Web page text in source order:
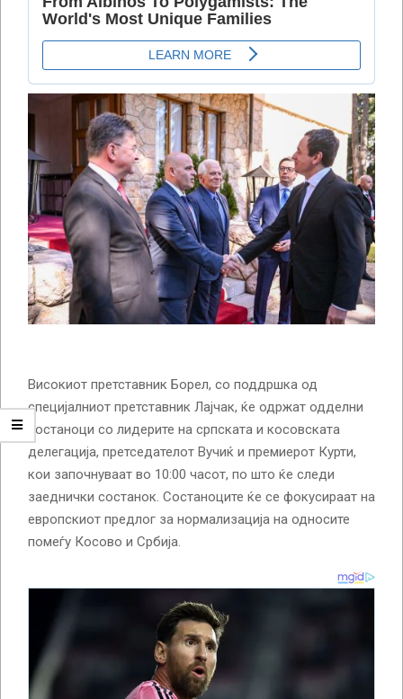
Високиот претставник Борел, со поддршка од
специјалниот претставник Лајчак, ќе одржат одделни
состаноци со лидерите на српската и косовската
делегација, претседателот Вучиќ и премиерот Курти,
кои започнуваат во 10:00 часот, по што ќе следи
заеднички состанок. Состаноците ќе се фокусираат на
европскиот предлог за нормализација на односите
помеѓу Косово и Србија.